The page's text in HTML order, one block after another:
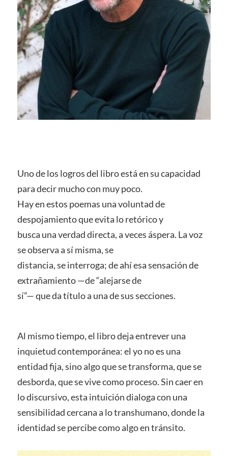
Uno de los logros del libro está en su capacidad
para decir mucho con muy poco.
Hay en estos poemas una voluntad de
despojamiento que evita lo retórico y
busca una verdad directa, a veces áspera. La voz
se observa a sí misma, se
distancia, se interroga; de ahí esa sensación de
extrañamiento —de “alejarse de
sí”— que da título a una de sus secciones.
Al mismo tiempo, el libro deja entrever una
inquietud contemporánea: el yo no es una
entidad fija, sino algo que se transforma, que se
desborda, que se vive como proceso. Sin caer en
lo discursivo, esta intuición dialoga con una
sensibilidad cercana a lo transhumano, donde la
identidad se percibe como algo en tránsito.